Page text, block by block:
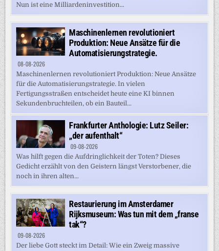
Nun ist eine Milliardeninvestition...
Maschinenlernen revolutioniert
Produktion: Neue Ansätze für die
Automatisierungstrategie.
08-08-2026
Maschinenlernen revolutioniert Produktion: Neue Ansätze
für die Automatisierungstrategie. In vielen
Fertigungsstraßen entscheidet heute eine KI binnen
Sekundenbruchteilen, ob ein Bauteil...
Frankfurter Anthologie: Lutz Seiler:
„der aufenthalt“
09-08-2026
Was hilft gegen die Aufdringlichkeit der Toten? Dieses
Gedicht erzählt von den Geistern längst Verstorbener, die
noch in ihren alten...
Restaurierung im Amsterdamer
Rijksmuseum: Was tun mit dem „franse
tak“?
09-08-2026
Der liebe Gott steckt im Detail: Wie ein Zweig massive